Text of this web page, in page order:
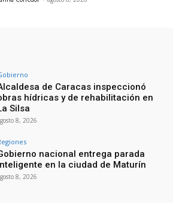
de Caracas inspeccionó
hídricas y de rehabilitación en
Silsa
8, 2026
nacional entrega parada
en la ciudad de Maturín
8, 2026